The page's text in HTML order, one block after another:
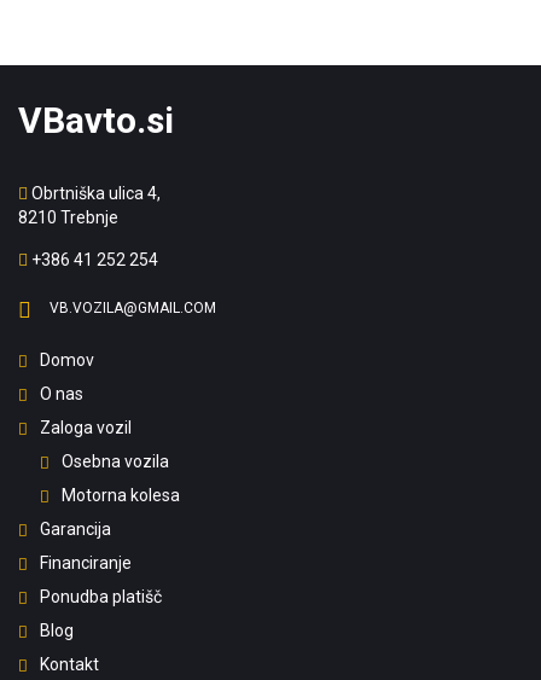
VBavto.si
Obrtniška ulica 4,
8210 Trebnje
+386 41 252 254
VB.VOZILA@GMAIL.COM
Domov
O nas
Zaloga vozil
Osebna vozila
Motorna kolesa
Garancija
Financiranje
Ponudba platišč
Blog
Kontakt